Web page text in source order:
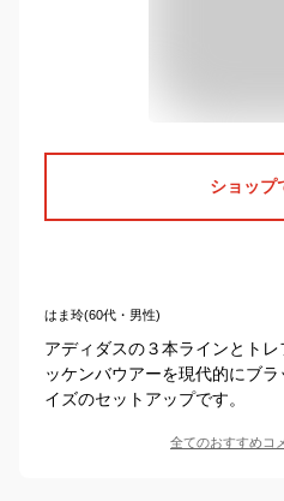
ショップ
はま玲(60代・男性)
アディダスの３本ラインとト
ッケンバウアーを現代的にブ
イズのセットアップです。
全てのおすすめコ